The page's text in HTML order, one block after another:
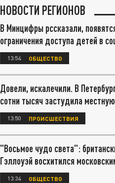
НОВОСТИ РЕГИОНОВ
В Минцифры рссказали,
ограничения доступа детей в
13:54 ОБЩЕСТВО
Довели, искалечили. В
сотни тысяч застудила
13:50 ПРОИСШЕСТВИЯ
"Восьмое чудо света":
Гэллоуэй восхитился
13:34 ОБЩЕСТВО